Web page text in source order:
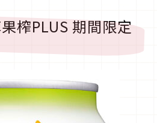
榨PLUS 期間限定